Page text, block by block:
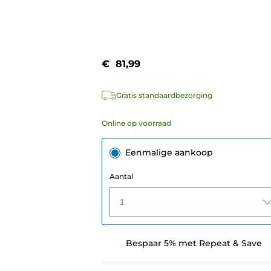
€ 81,99
Gratis standaardbezorging
Online op voorraad
Eenmalige aankoop
Aantal
1
Bespaar 5% met Repeat & Save